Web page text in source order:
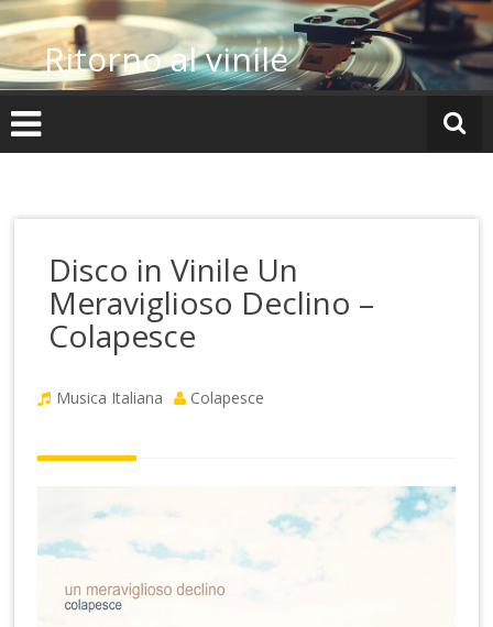
Vai
al
contenutoRitorno al vinile
Disco in Vinile Un
Meraviglioso Declino –
Colapesce
Musica Italiana Colapesce